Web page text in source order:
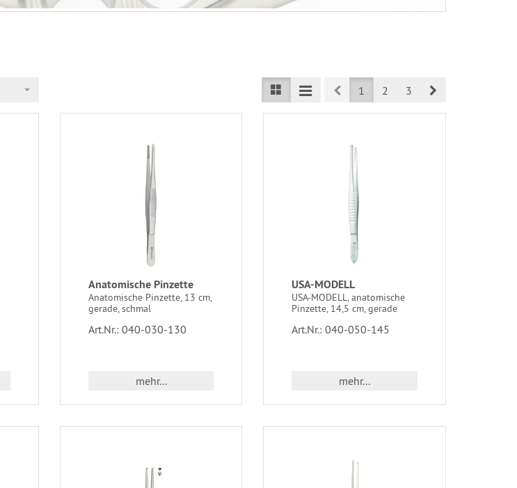
Prev1 2 3 Next
Anatomische Pinzette
Anatomische Pinzette, 13 cm,
gerade, schmal
Art.Nr.: 040-030-130
mehr...
USA-MODELL
USA-MODELL, anatomische
Pinzette, 14,5 cm, gerade
Art.Nr.: 040-050-145
mehr...